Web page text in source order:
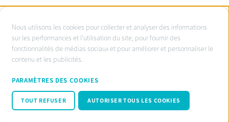
Service d’ombudsman agréé:
www.ombudsnotaire.be
Privacy Policy notaire.be
Cookie policy
Code de conduite RGPD
© Fednot 2026
À
propos
des
cookies
sur
ce
site
Nous utilisons les cookies pour collecter et analyser des informations
sur les performances et l'utilisation du site, pour fournir des
fonctionnalités de médias sociaux et pour améliorer et personnaliser le
contenu et les publicités.
PARAMÈTRES DES COOKIES
TOUT REFUSER AUTORISER TOUS LES COOKIES